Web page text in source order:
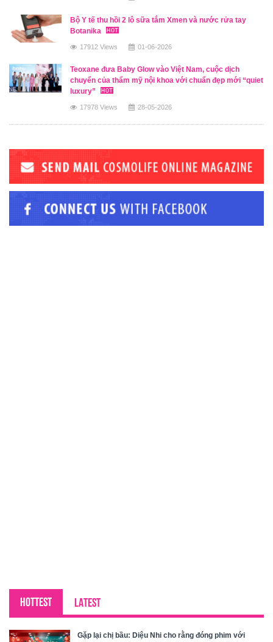
Bộ Y tế thu hồi 2 lô sữa tắm Xmen và nước rửa tay
Botanika
17912 Views 01-06-2026
Teoxane đưa Baby Glow vào Việt Nam, cuộc dịch
chuyển của thẩm mỹ nội khoa với chuẩn đẹp mới “quiet
luxury”
17978 Views 28-05-2026
HOTTEST LATEST
Gặp lại chị bầu: Diệu Nhi cho rằng đóng phim với